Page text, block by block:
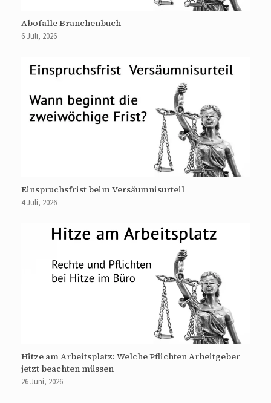
Abofalle Branchenbuch
6 Juli, 2026
Einspruchsfrist beim Versäumnisurteil
4 Juli, 2026
Hitze am Arbeitsplatz: Welche Pflichten Arbeitgeber
jetzt beachten müssen
26 Juni, 2026